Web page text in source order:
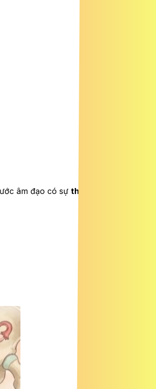
âm đạo có sự thay đổi đáng kể